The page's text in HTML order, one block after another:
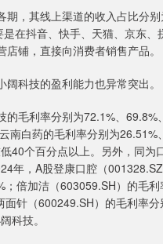
，其线上渠道的收入占比分别
在抖音、快手、天猫、京东、
铺，直接向消费者销售产品。
科技的盈利能力也异常突出。
毛利率分别为72.1%、69.8%
南白药的毛利率分别为26.51%
40个百分点以上。另外，同为
年，A股登康口腔（
倍加洁（603059.SH）的毛利
针（600249.SH）的毛利率分
科技。